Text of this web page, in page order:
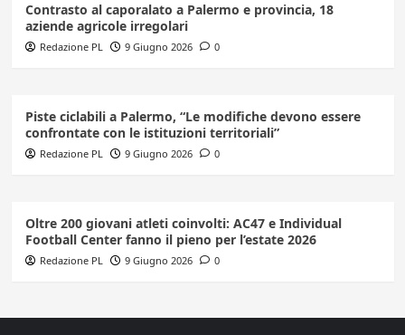
Contrasto al caporalato a Palermo e provincia, 18
aziende agricole irregolari
Redazione PL 9 Giugno 2026 0
Piste ciclabili a Palermo, “Le modifiche devono essere
confrontate con le istituzioni territoriali”
Redazione PL 9 Giugno 2026 0
Oltre 200 giovani atleti coinvolti: AC47 e Individual
Football Center fanno il pieno per l’estate 2026
Redazione PL 9 Giugno 2026 0